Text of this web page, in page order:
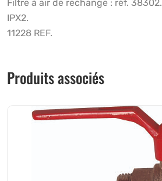
Filtre à air de rechange : réf. 38302.
IPX2.
11228 REF.
Produits associés